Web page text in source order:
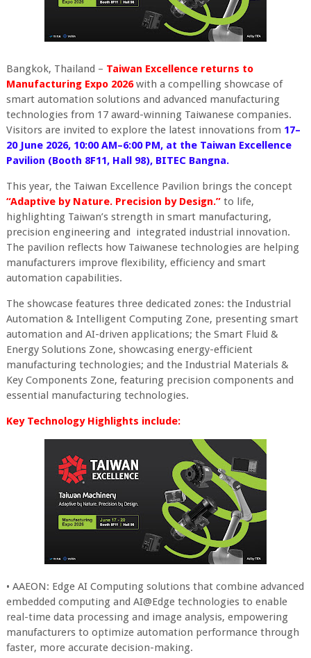
Bangkok, Thailand – Taiwan Excellence returns to
Manufacturing Expo 2026with a compelling showcase of
smart automation solutions and advanced manufacturing
technologies from 17 award-winning Taiwanese companies.
Visitors are invited to explore the latest innovations from 17–
20 June 2026, 10:00 AM–6:00 PM, at the Taiwan Excellence
Pavilion (Booth 8F11, Hall 98), BITEC Bangna.
This year, the Taiwan Excellence Pavilion brings the concept
“Adaptive by Nature. Precision by Design.”to life,
highlighting Taiwan’s strength in smart manufacturing,
precision engineering and integrated industrial innovation.
The pavilion reflects how Taiwanese technologies are helping
manufacturers improve flexibility, efficiency and smart
automation capabilities.
The showcase features three dedicated zones: the Industrial
Automation & Intelligent Computing Zone, presenting smart
automation and AI-driven applications; the Smart Fluid &
Energy Solutions Zone, showcasing energy-efficient
manufacturing technologies; and the Industrial Materials &
Key Components Zone, featuring precision components and
essential manufacturing technologies.
Key Technology Highlights include:
• AAEON: Edge AI Computing solutions that combine advanced
embedded computing and AI@Edge technologies to enable
real-time data processing and image analysis, empowering
manufacturers to optimize automation performance through
faster, more accurate decision-making.